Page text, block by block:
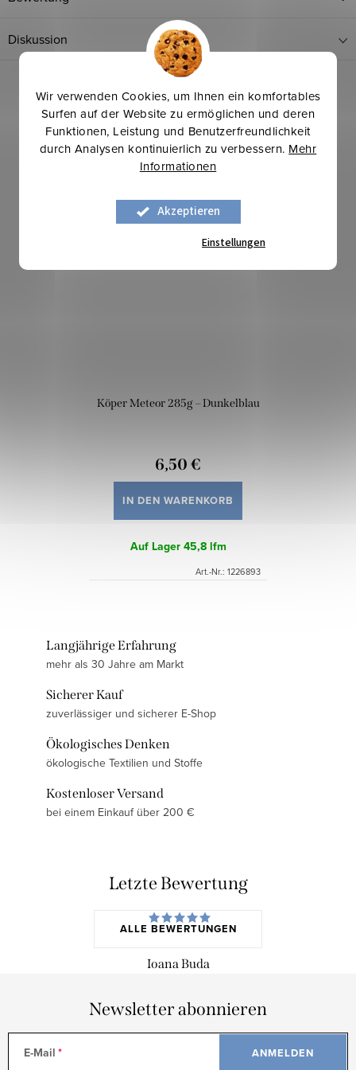
Wir verwenden Cookies, um Ihnen ein komfortables
Surfen auf der Website zu ermöglichen und deren
Funktionen, Leistung und Benutzerfreundlichkeit
durch Analysen kontinuierlich zu verbessern. Mehr
Informationen
Akzeptieren
Einstellungen
Diskussion
Mehr für weniger
Köper Meteor 285g – Dunkelblau
6,50 €
IN DEN WARENKORB
Auf Lager45,8 lfm
Art.-Nr.: 1226893
Langjährige Erfahrung
mehr als 30 Jahre am Markt
Sicherer Kauf
zuverlässiger und sicherer E-Shop
Ökologisches Denken
ökologische Textilien und Stoffe
Kostenloser Versand
bei einem Einkauf über 200 €
Letzte Bewertung
ALLE BEWERTUNGEN
Ioana Buda
Newsletter abonnieren
E-Mail ANMELDEN